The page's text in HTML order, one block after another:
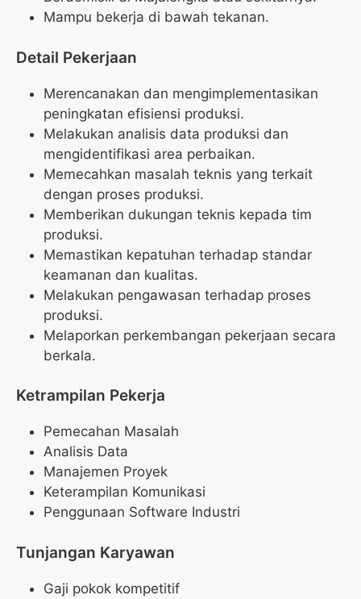
Mampu bekerja di bawah tekanan.
Detail Pekerjaan
Merencanakan dan mengimplementasikan
peningkatan efisiensi produksi.
Melakukan analisis data produksi dan
mengidentifikasi area perbaikan.
Memecahkan masalah teknis yang terkait
dengan proses produksi.
Memberikan dukungan teknis kepada tim
produksi.
Memastikan kepatuhan terhadap standar
keamanan dan kualitas.
Melakukan pengawasan terhadap proses
produksi.
Melaporkan perkembangan pekerjaan secara
berkala.
Ketrampilan Pekerja
Pemecahan Masalah
Analisis Data
Manajemen Proyek
Keterampilan Komunikasi
Penggunaan Software Industri
Tunjangan Karyawan
Gaji pokok kompetitif